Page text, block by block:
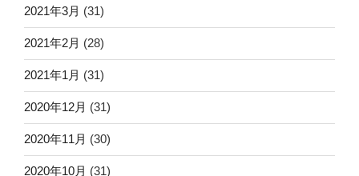
2021年3月 (31)
2021年2月 (28)
2021年1月 (31)
2020年12月 (31)
2020年11月 (30)
2020年10月 (31)